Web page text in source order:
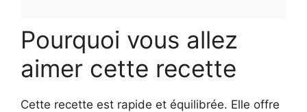
Pourquoi vous allez
aimer cette recette
Cette recette est rapide et équilibrée. Elle offre